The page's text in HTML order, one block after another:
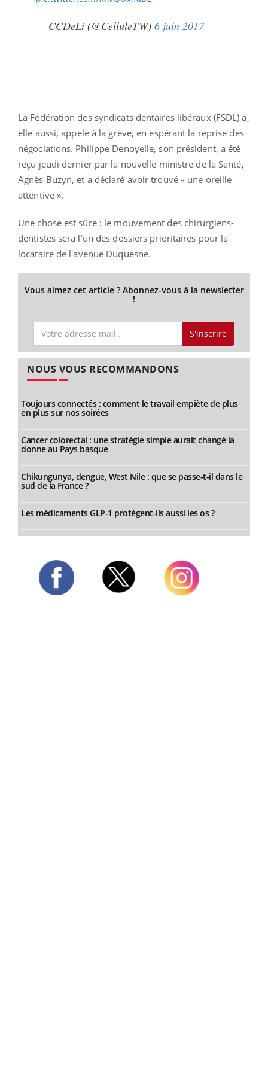
— CCDeLi (@CelluleTW) 6 juin 2017
La Fédération des syndicats dentaires libéraux (FSDL) a,
elle aussi, appelé à la grève, en espérant la reprise des
négociations. Philippe Denoyelle, son président, a été
reçu jeudi dernier par la nouvelle ministre de la Santé,
Agnès Buzyn, et a déclaré avoir trouvé « une oreille
attentive ».
Une chose est sûre : le mouvement des chirurgiens-
dentistes sera l’un des dossiers prioritaires pour la
locataire de l'avenue Duquesne.
Vous aimez cet article ? Abonnez-vous à la newsletter
!
S'inscrire
NOUS VOUS RECOMMANDONS
Toujours connectés : comment le travail empiète de plus
en plus sur nos soirées
Cancer colorectal : une stratégie simple aurait changé la
donne au Pays basque
Chikungunya, dengue, West Nile : que se passe-t-il dans le
sud de la France ?
Les médicaments GLP-1 protègent-ils aussi les os ?